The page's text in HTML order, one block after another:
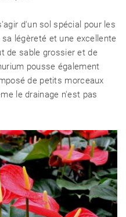
d'un sol spécial pour les
légèreté et une excellente
de sable grossier et de
pousse également
de petits morceaux
le drainage n'est pas